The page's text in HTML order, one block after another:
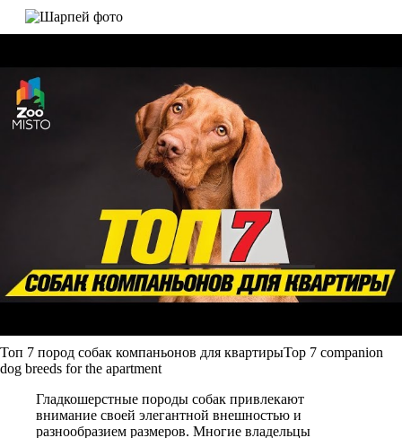
Топ 7 пород собак компаньонов для квартирыTop 7 companion
dog breeds for the apartment
Гладкошерстные породы собак привлекают
внимание своей элегантной внешностью и
разнообразием размеров. Многие владельцы